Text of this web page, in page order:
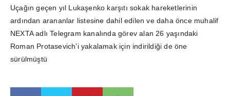
Uçağın geçen yıl Lukaşenko karşıtı sokak hareketlerinin
ardından arananlar listesine dahil edilen ve daha önce muhalif
NEXTA adlı Telegram kanalında görev alan 26 yaşındaki
Roman Protasevich’i yakalamak için indirildiği de öne
sürülmüştü